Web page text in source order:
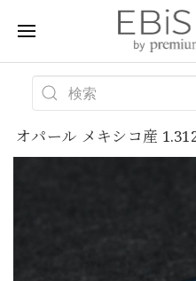
オパール メキシコ産